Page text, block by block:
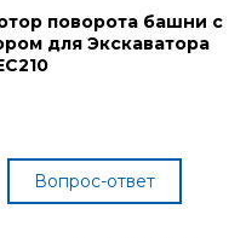
поворота башни с
для Экскаватора
Вопрос-ответ